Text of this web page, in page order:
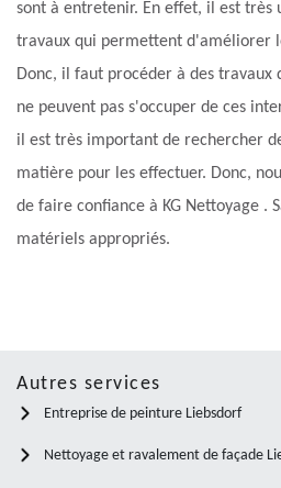
sont à entretenir. En effet, il est très
travaux qui permettent d'améliorer
Donc, il faut procéder à des travaux
ne peuvent pas s'occuper de ces
il est très important de rechercher
matière pour les effectuer. Donc,
de faire confiance à KG Nettoyage .
matériels appropriés.
Autres services
Entreprise de peinture Liebsdorf
Nettoyage et ravalement de façade